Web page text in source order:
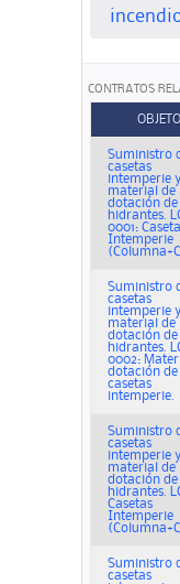
CONTRATOS
OBJETO
Suministro
casetas
intemperie y
material de
dotación de
hidrantes.
0001:
Intemperie
Suministro
casetas
intemperie y
material de
dotación de
hidrantes.
0002:
dotación de
casetas
intemperie.
Suministro
casetas
intemperie y
material de
dotación de
hidrantes.
Casetas
Intemperie
Suministro
casetas